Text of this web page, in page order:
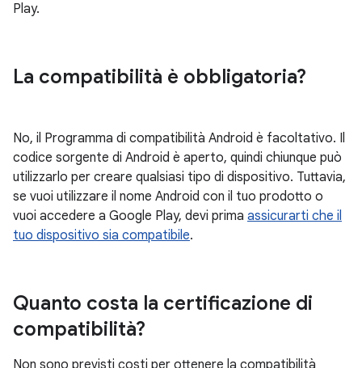
Play.
La compatibilità è obbligatoria?
No, il Programma di compatibilità Android è facoltativo. Il
codice sorgente di Android è aperto, quindi chiunque può
utilizzarlo per creare qualsiasi tipo di dispositivo. Tuttavia,
se vuoi utilizzare il nome Android con il tuo prodotto o
vuoi accedere a Google Play, devi prima assicurarti che il
tuo dispositivo sia compatibile.
Quanto costa la certificazione di
compatibilità?
Non sono previsti costi per ottenere la compatibilità